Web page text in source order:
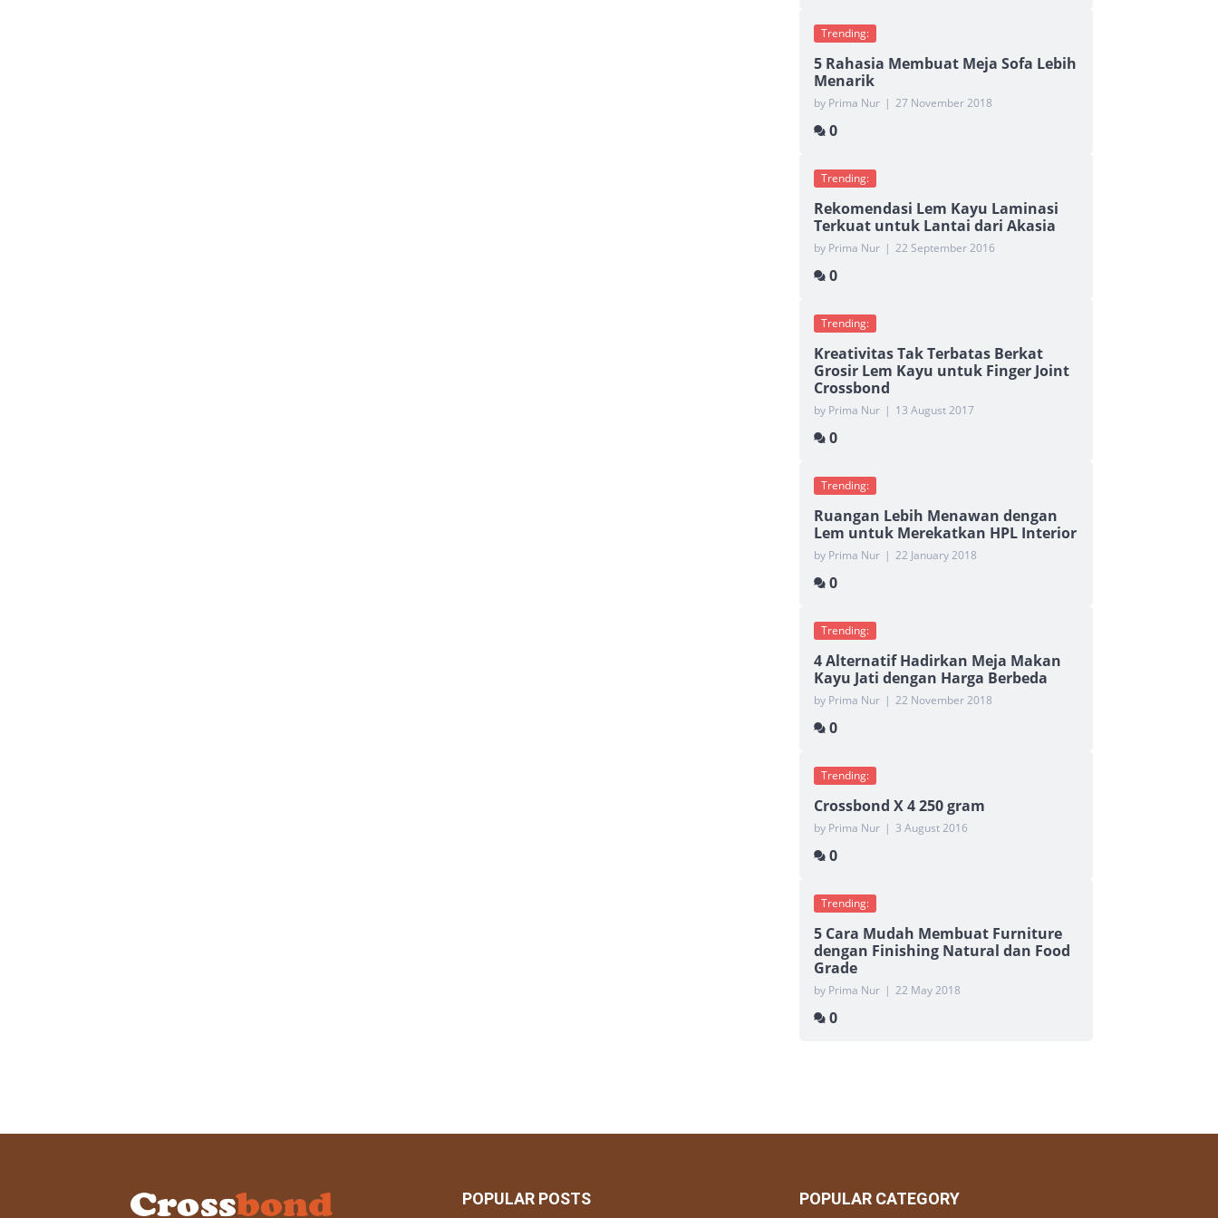
Trending:
5 Rahasia Membuat Meja Sofa Lebih
Menarik
by Prima Nur | 27 November 2018
0
Trending:
Rekomendasi Lem Kayu Laminasi
Terkuat untuk Lantai dari Akasia
by Prima Nur | 22 September 2016
0
Trending:
Kreativitas Tak Terbatas Berkat
Grosir Lem Kayu untuk Finger Joint
Crossbond
by Prima Nur | 13 August 2017
0
Trending:
Ruangan Lebih Menawan dengan
Lem untuk Merekatkan HPL Interior
by Prima Nur | 22 January 2018
0
Trending:
4 Alternatif Hadirkan Meja Makan
Kayu Jati dengan Harga Berbeda
by Prima Nur | 22 November 2018
0
Trending:
Crossbond X 4 250 gram
by Prima Nur | 3 August 2016
0
Trending:
5 Cara Mudah Membuat Furniture
dengan Finishing Natural dan Food
Grade
by Prima Nur | 22 May 2018
0
POPULAR POSTS POPULAR CATEGORY